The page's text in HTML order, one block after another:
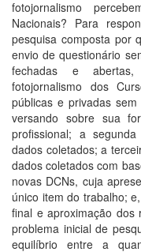
fotojornalismo
Nacionais? Para
pesquisa composta por
envio de questionário
fechadas e
fotojornalismo dos
públicas e privadas
versando sobre sua
profissional; a
dados coletados; a
dados coletados com
novas DCNs, cuja
único item do trabalho;
final e aproximação dos
problema inicial de
equilíbrio entre a